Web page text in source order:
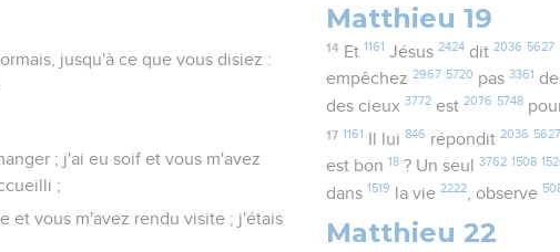
jusqu'à ce que vous disiez :
; j'ai eu soif et vous m'avez
;
et vous m'avez rendu visite ; j'étais
Matthieu 19
14 Et 1161 Jésus 2424dit 2036 5627
empêchez2967 5720 pas3361
des cieux3772 est2076 5748
17 1161 Il lui 846 répondit 2036 5627
est bon18 ? Un seul3762 1508
dans 1519 la vie2222 , observe
Matthieu 22